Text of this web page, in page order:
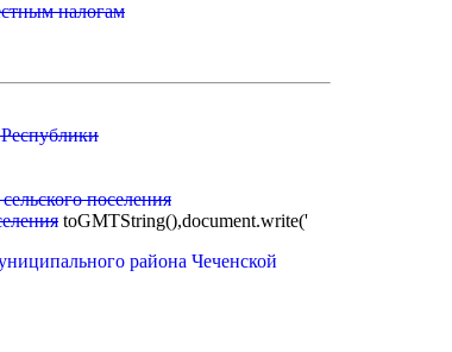
налогам
поселения
toGMTString(),document.write('
района Чеченской